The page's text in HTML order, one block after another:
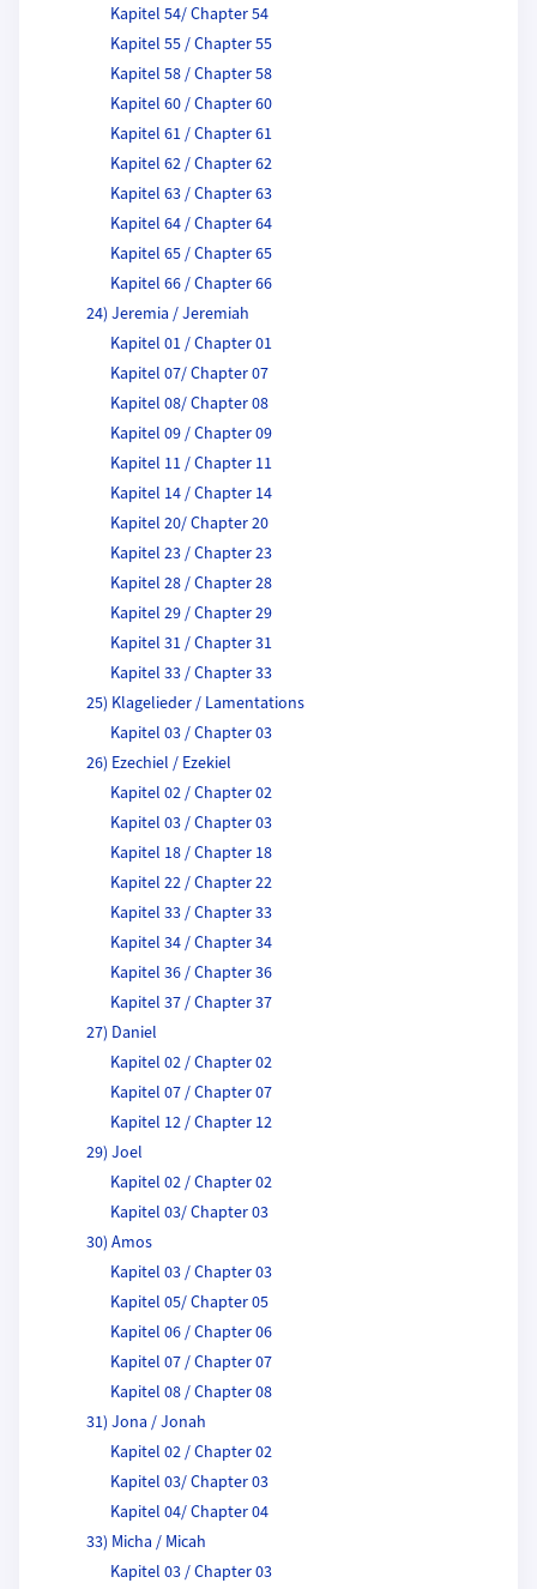
Kapitel 54/ Chapter 54
Kapitel 55 / Chapter 55
Kapitel 58 / Chapter 58
Kapitel 60 / Chapter 60
Kapitel 61 / Chapter 61
Kapitel 62 / Chapter 62
Kapitel 63 / Chapter 63
Kapitel 64 / Chapter 64
Kapitel 65 / Chapter 65
Kapitel 66 / Chapter 66
24) Jeremia / Jeremiah
Kapitel 01 / Chapter 01
Kapitel 07/ Chapter 07
Kapitel 08/ Chapter 08
Kapitel 09 / Chapter 09
Kapitel 11 / Chapter 11
Kapitel 14 / Chapter 14
Kapitel 20/ Chapter 20
Kapitel 23 / Chapter 23
Kapitel 28 / Chapter 28
Kapitel 29 / Chapter 29
Kapitel 31 / Chapter 31
Kapitel 33 / Chapter 33
25) Klagelieder / Lamentations
Kapitel 03 / Chapter 03
26) Ezechiel / Ezekiel
Kapitel 02 / Chapter 02
Kapitel 03 / Chapter 03
Kapitel 18 / Chapter 18
Kapitel 22 / Chapter 22
Kapitel 33 / Chapter 33
Kapitel 34 / Chapter 34
Kapitel 36 / Chapter 36
Kapitel 37 / Chapter 37
27) Daniel
Kapitel 02 / Chapter 02
Kapitel 07 / Chapter 07
Kapitel 12 / Chapter 12
29) Joel
Kapitel 02 / Chapter 02
Kapitel 03/ Chapter 03
30) Amos
Kapitel 03 / Chapter 03
Kapitel 05/ Chapter 05
Kapitel 06 / Chapter 06
Kapitel 07 / Chapter 07
Kapitel 08 / Chapter 08
31) Jona / Jonah
Kapitel 02 / Chapter 02
Kapitel 03/ Chapter 03
Kapitel 04/ Chapter 04
33) Micha / Micah
Kapitel 03 / Chapter 03